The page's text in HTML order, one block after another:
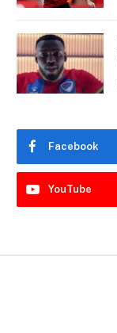
Facebook
YouTube